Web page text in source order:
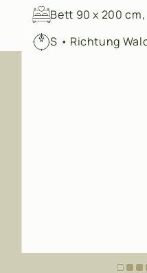
Bett 90 x 200
S • Richtung